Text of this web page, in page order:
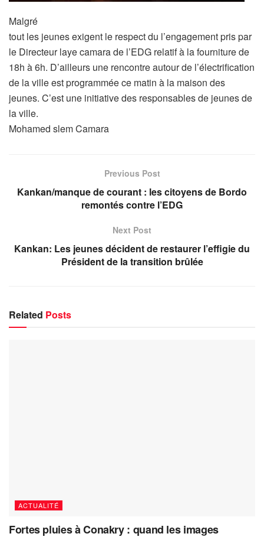
Malgré
tout les jeunes exigent le respect du l’engagement pris par
le Directeur laye camara de l’EDG relatif à la fourniture de
18h à 6h. D’ailleurs une rencontre autour de l’électrification
de la ville est programmée ce matin à la maison des
jeunes. C’est une initiative des responsables de jeunes de
la ville.
Mohamed slem Camara
Previous Post
Kankan/manque de courant : les citoyens de Bordo
remontés contre l’EDG
Next Post
Kankan: Les jeunes décident de restaurer l’effigie du
Président de la transition brûlée
Related Posts
ACTUALITÉ
Fortes pluies à Conakry : quand les images